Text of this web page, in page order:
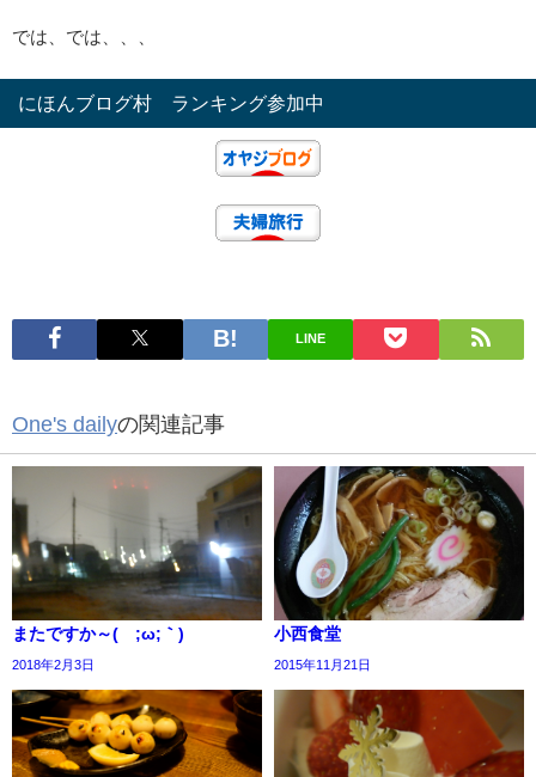
では、では、、、
にほんブログ村 ランキング参加中
LINE
One's dailyの関連記事
またですか～(´;ω;｀)
2018年2月3日
小西食堂
2015年11月21日